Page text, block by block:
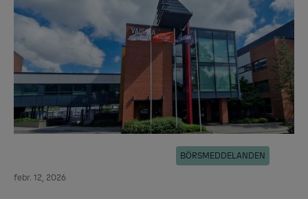
febr. 12, 2026
BÖRSMEDDELANDEN